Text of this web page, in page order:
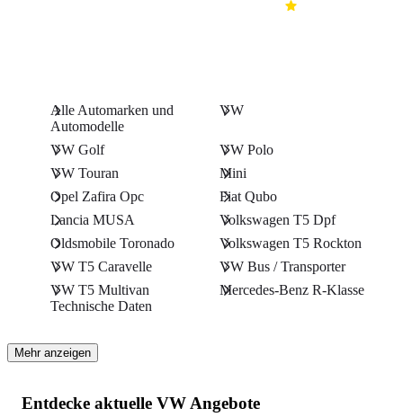
Alle Automarken und
Automodelle
VW
VW Golf
VW Polo
VW Touran
Mini
Opel Zafira Opc
Fiat Qubo
Lancia MUSA
Volkswagen T5 Dpf
Oldsmobile Toronado
Volkswagen T5 Rockton
VW T5 Caravelle
VW Bus / Transporter
VW T5 Multivan
Technische Daten
Mercedes-Benz R-Klasse
Mehr anzeigen
Entdecke aktuelle VW Angebote